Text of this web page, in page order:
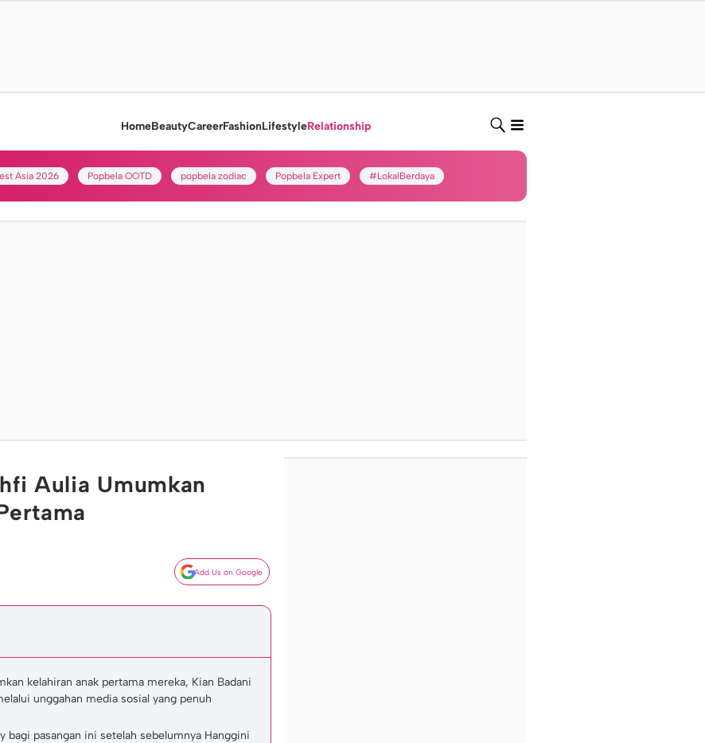
HomeBeautyCareerFashionLifestyleRelationship
Asia 2026 Popbela OOTD popbela zodiac Popbela Expert #LokalBerdaya
Aulia Umumkan
Add Us on Google
kelahiran anak pertama mereka, Kian Badani
unggahan media sosial yang penuh
bagi pasangan ini setelah sebelumnya Hanggini